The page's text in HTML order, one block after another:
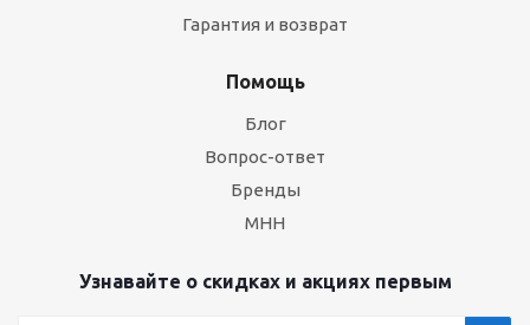
Гарантия и возврат
Помощь
Блог
Вопрос-ответ
Бренды
МНН
Узнавайте о скидках и акциях первым